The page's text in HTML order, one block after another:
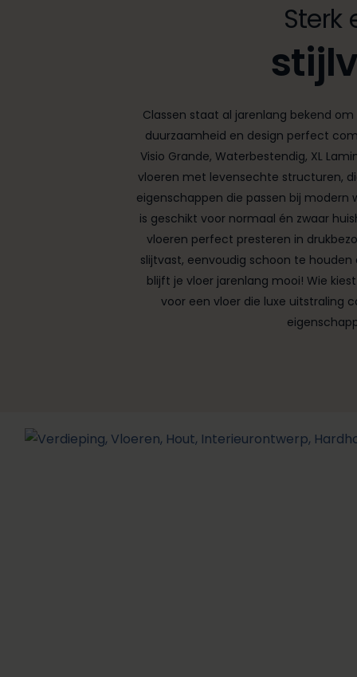
Sterk
Classen staat al jarenlang bekend
duurzaamheid en design perfect
Visio Grande, Waterbestendig, XL
vloeren met levensechte structuren,
eigenschappen die passen bij modern
is geschikt voor normaal én zwaar
vloeren perfect presteren in
slijtvast, eenvoudig schoon te
blijft je vloer jarenlang mooi! Wie
voor een vloer die luxe uitstraling